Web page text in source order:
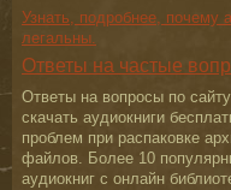
Узнать, подробнее, почему
легальны.
Ответы на частые
Ответы на вопросы по
скачать аудиокниги
проблем при распаковке
файлов. Более 10
аудиокниг с онлайн